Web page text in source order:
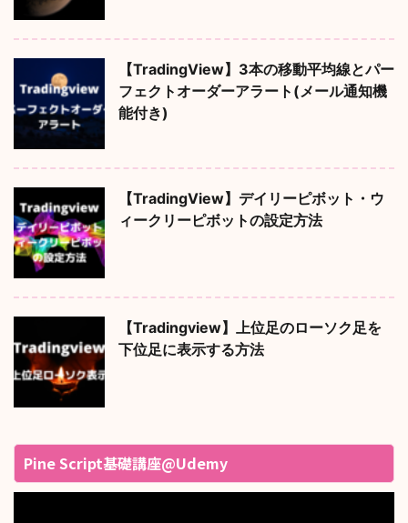
【TradingView】3本の移動平均線とパー
フェクトオーダーアラート(メール通知機
能付き)
【TradingView】デイリーピボット・ウ
ィークリーピボットの設定方法
【Tradingview】上位足のローソク足を
下位足に表示する方法
Pine Script基礎講座@Udemy